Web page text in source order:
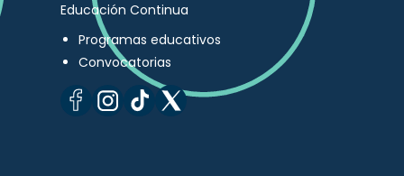
Educación Continua
Programas educativos
Convocatorias